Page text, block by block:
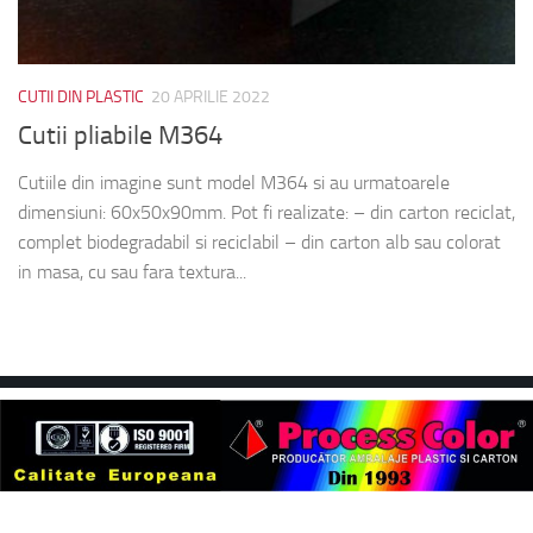
CUTII DIN PLASTIC 20 APRILIE 2022
Cutii pliabile M364
Cutiile din imagine sunt model M364 si au urmatoarele
dimensiuni: 60x50x90mm. Pot fi realizate: – din carton reciclat,
complet biodegradabil si reciclabil – din carton alb sau colorat
in masa, cu sau fara textura...